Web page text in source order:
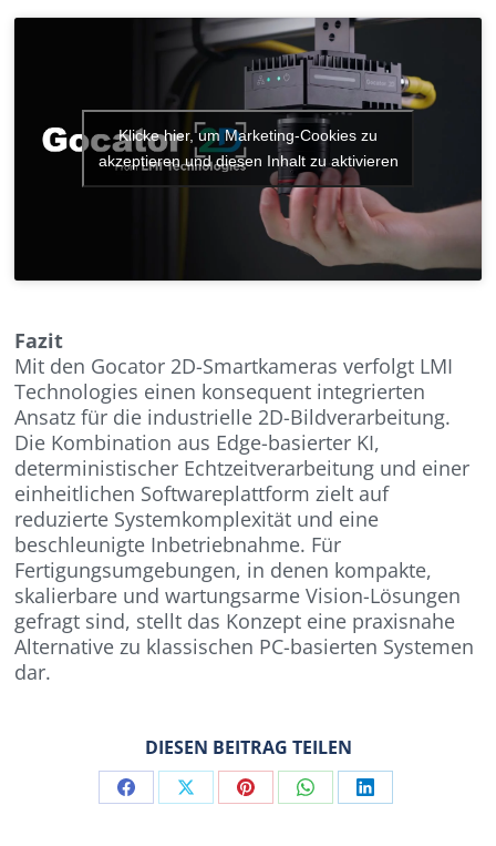
Klicke hier, um Marketing-Cookies zu
akzeptieren und diesen Inhalt zu aktivieren
Fazit
Mit den Gocator 2D-Smartkameras verfolgt LMI
Technologies einen konsequent integrierten
Ansatz für die industrielle 2D-Bildverarbeitung.
Die Kombination aus Edge-basierter KI,
deterministischer Echtzeitverarbeitung und einer
einheitlichen Softwareplattform zielt auf
reduzierte Systemkomplexität und eine
beschleunigte Inbetriebnahme. Für
Fertigungsumgebungen, in denen kompakte,
skalierbare und wartungsarme Vision-Lösungen
gefragt sind, stellt das Konzept eine praxisnahe
Alternative zu klassischen PC-basierten Systemen
dar.
DIESEN BEITRAG TEILEN
Share Share Share Share Share